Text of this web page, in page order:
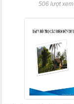
506 lượt xem